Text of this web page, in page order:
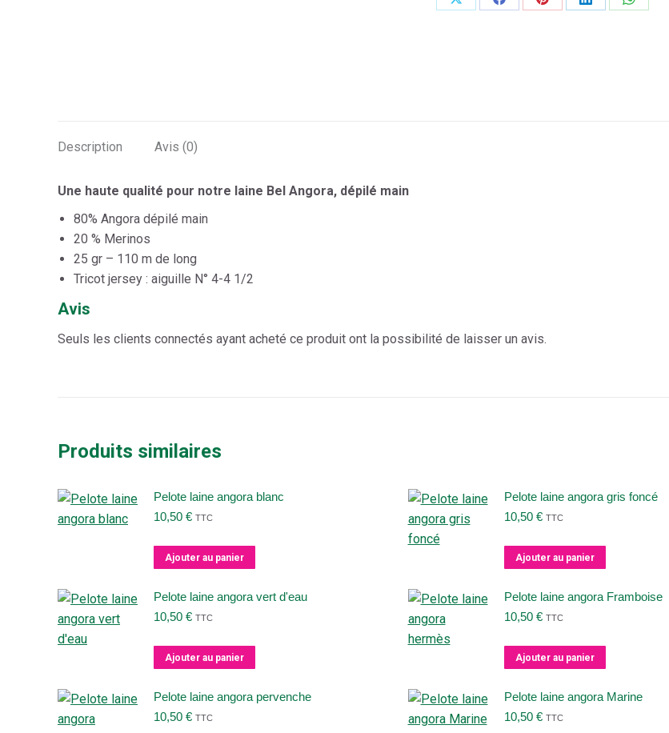
PartagerPartagerPartagerPartagerPartager
Description Avis (0)
Une haute qualité pour notre laine Bel Angora, dépilé main
80% Angora dépilé main
20 % Merinos
25 gr – 110 m de long
Tricot jersey : aiguille N° 4-4 1/2
Avis
Seuls les clients connectés ayant acheté ce produit ont la possibilité de laisser un avis.
Produits similaires
Pelote laine angora blanc
10,50 € TTC
Ajouter au panier
Pelote laine angora gris foncé
10,50 € TTC
Ajouter au panier
Pelote laine angora vert d'eau
10,50 € TTC
Ajouter au panier
Pelote laine angora Framboise
10,50 € TTC
Ajouter au panier
Pelote laine angora pervenche
10,50 € TTC
Pelote laine angora Marine
10,50 € TTC